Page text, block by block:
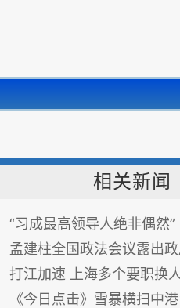
相关新闻
“习成最高领导人绝非偶然” 官
孟建柱全国政法会议露出
打江加速 上海多个要职换人
《今日点击》雪暴横扫中港台 罗宇明言江